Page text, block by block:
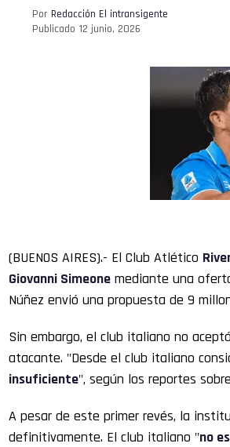
Por Redacción El intransigente
Publicado 12 junio, 2026
(BUENOS AIRES).- El Club Atlético
Giovanni Simeone mediante una
Núñez envió una propuesta de 9
Sin embargo, el club italiano no
atacante. "Desde el club italiano
insuficiente", según los reportes
A pesar de este primer revés, la
definitivamente. El club italiano "no